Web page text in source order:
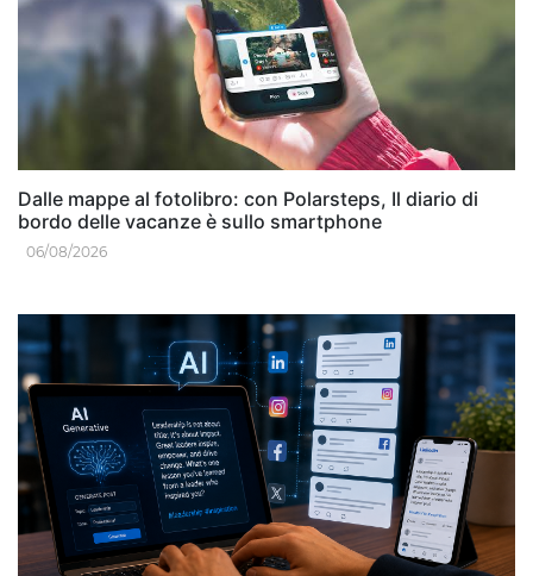
Dalle mappe al fotolibro: con Polarsteps, Il diario di
bordo delle vacanze è sullo smartphone
06/08/2026